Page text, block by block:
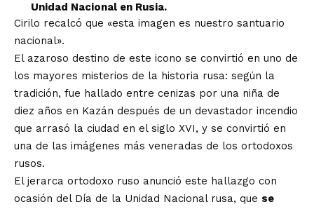
Unidad Nacional en Rusia.
Cirilo recalcó que «esta imagen es nuestro santuario
nacional».
El azaroso destino de este icono se convirtió en uno de
los mayores misterios de la historia rusa: según la
tradición, fue hallado entre cenizas por una niña de
diez años en Kazán después de un devastador incendio
que arrasó la ciudad en el siglo XVI, y se convirtió en
una de las imágenes más veneradas de los ortodoxos
rusos.
El jerarca ortodoxo ruso anunció este hallazgo con
ocasión del Día de la Unidad Nacional rusa, que se